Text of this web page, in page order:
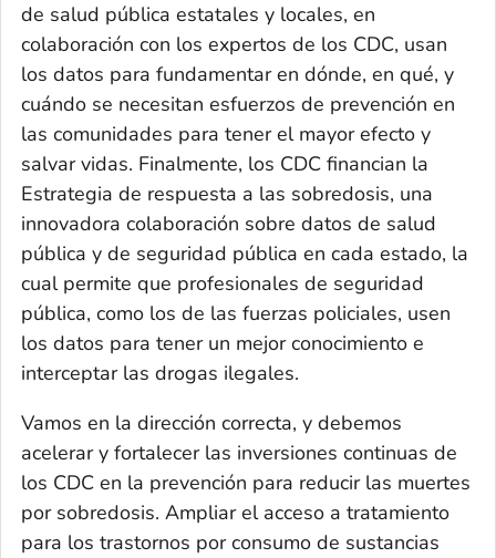
de salud pública estatales y locales, en
colaboración con los expertos de los CDC, usan
los datos para fundamentaren dónde, en qué, y
cuándo se necesitan esfuerzos de prevención en
las comunidades para tener el mayor efecto y
salvar vidas. Finalmente, los CDC financian la
Estrategia de respuesta a las sobredosis, una
innovadora colaboración sobre datos de salud
pública y de seguridad pública en cada estado, la
cual permite que profesionales de seguridad
pública, como los de las fuerzas policiales, usen
los datos para tener un mejor conocimiento e
interceptar las drogas ilegales.
Vamos en la dirección correcta, y debemos
acelerar y fortalecer las inversiones continuas de
los CDC en la prevención para reducir las muertes
por sobredosis. Ampliar el acceso a tratamiento
para los trastornos por consumo de sustancias